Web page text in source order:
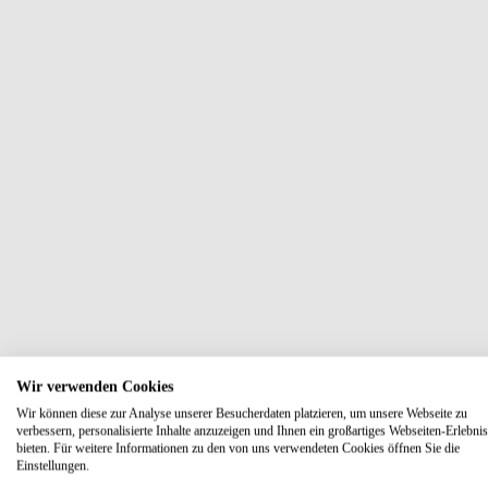
Wir verwenden Cookies
Wir können diese zur Analyse unserer Besucherdaten platzieren, um unsere Webseite zu
verbessern, personalisierte Inhalte anzuzeigen und Ihnen ein großartiges Webseiten-
bieten. Für weitere Informationen zu den von uns verwendeten Cookies öffnen Sie die
Einstellungen.